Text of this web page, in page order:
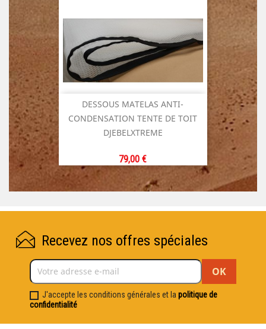
DESSOUS MATELAS ANTI-
CONDENSATION TENTE DE TOIT
DJEBELXTREME
Prix
79,00 €
Recevez nos offres spéciales
J'accepte les conditions générales et la politique de
confidentialité